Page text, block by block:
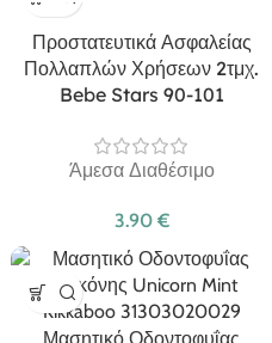
Προστατευτικά Ασφαλείας
Πολλαπλών Χρήσεων 2τμχ.
Bebe Stars 90-101
Άμεσα Διαθέσιμο
3.90 €